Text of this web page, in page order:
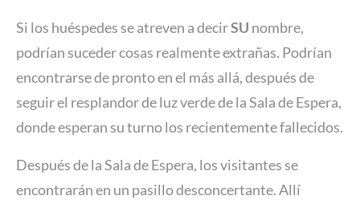
Si los huéspedes se atreven a decirSU nombre,
podrían suceder cosas realmente extrañas. Podrían
encontrarse de pronto en el más allá, después de
seguir el resplandor de luz verde de la Sala de Espera,
donde esperan su turno los recientemente fallecidos.
Después de la Sala de Espera, los visitantes se
encontrarán en un pasillo desconcertante. Allí